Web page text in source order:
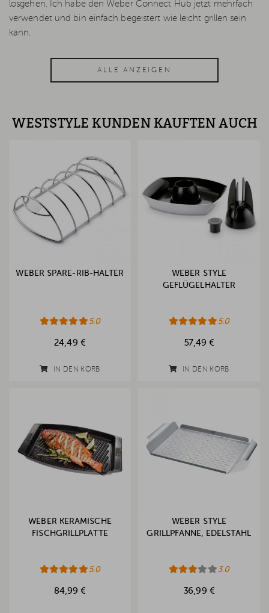
losgehen. Ich habe den Weber Connect Hub jetzt mehrfach
verwendet und bin einfach begeistert wie leicht grillen sein
kann.
ALLE ANZEIGEN
WESTSTYLE KUNDEN KAUFTEN AUCH
WEBER SPARE-RIB-HALTER
5.0
24,49 €
IN DEN KORB
WEBER STYLE
GEFLÜGELHALTER
5.0
57,49 €
IN DEN KORB
WEBER KERAMISCHE
FISCHGRILLPLATTE
5.0
84,99 €
WEBER STYLE
GRILLPFANNE, EDELSTAHL
3.0
36,99 €